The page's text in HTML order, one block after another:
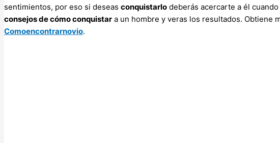
sentimientos, por eso si deseas conquistarlo deberás acercarte a él
consejos de cómo conquistar a un hombre y veras los resultados. Obtiene
Comoencontrarnovio.